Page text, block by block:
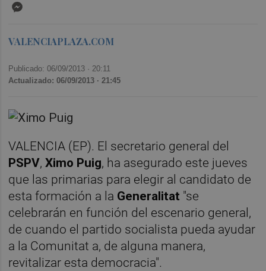
VALENCIAPLAZA.COM
Publicado: 06/09/2013 · 20:11
Actualizado: 06/09/2013 · 21:45
VALENCIA (EP). El secretario general del
PSPV,Ximo Puig, ha asegurado este jueves
que las primarias para elegir al candidato de
esta formación a la Generalitat "se
celebrarán en función del escenario general,
de cuando el partido socialista pueda ayudar
a la Comunitat a, de alguna manera,
revitalizar esta democracia".